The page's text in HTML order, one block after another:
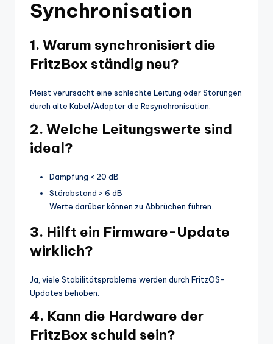
Synchronisation
1. Warum synchronisiert die
FritzBox ständig neu?
Meist verursacht eine schlechte Leitung oder Störungen
durch alte Kabel/Adapter die Resynchronisation.
2. Welche Leitungswerte sind
ideal?
Dämpfung < 20 dB
Störabstand > 6 dB
Werte darüber können zu Abbrüchen führen.
3. Hilft ein Firmware-Update
wirklich?
Ja, viele Stabilitätsprobleme werden durch FritzOS-
Updates behoben.
4. Kann die Hardware der
FritzBox schuld sein?